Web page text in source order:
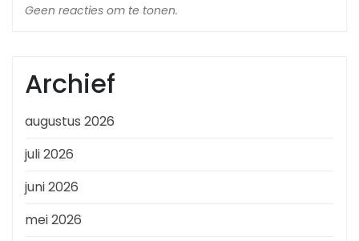
Geen reacties om te tonen.
Archief
augustus 2026
juli 2026
juni 2026
mei 2026